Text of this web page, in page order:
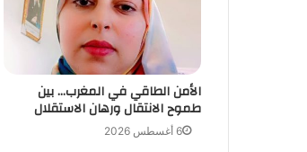
الأمن الطاقي في المغرب… بين
طموح الانتقال ورهان الاستقلال
6 أغسطس 2026